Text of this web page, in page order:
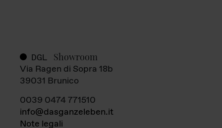
DGL Showroom
Via Ragen di Sopra 18b
39031 Brunico
0039 0474 771510
info@dasganzeleben.it
Note legali